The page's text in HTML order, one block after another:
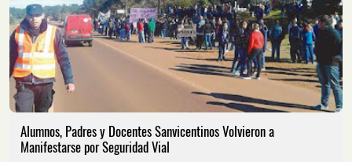
Alumnos, Padres y Docentes Sanvicentinos Volvieron a
Manifestarse por Seguridad Vial